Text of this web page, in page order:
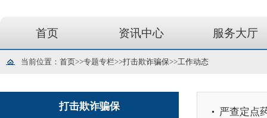
首页 资讯中心 服务大厅
当前位置： 首页>>专题专栏>>打击欺诈骗保>>工作动态
打击欺诈骗保 严查定点